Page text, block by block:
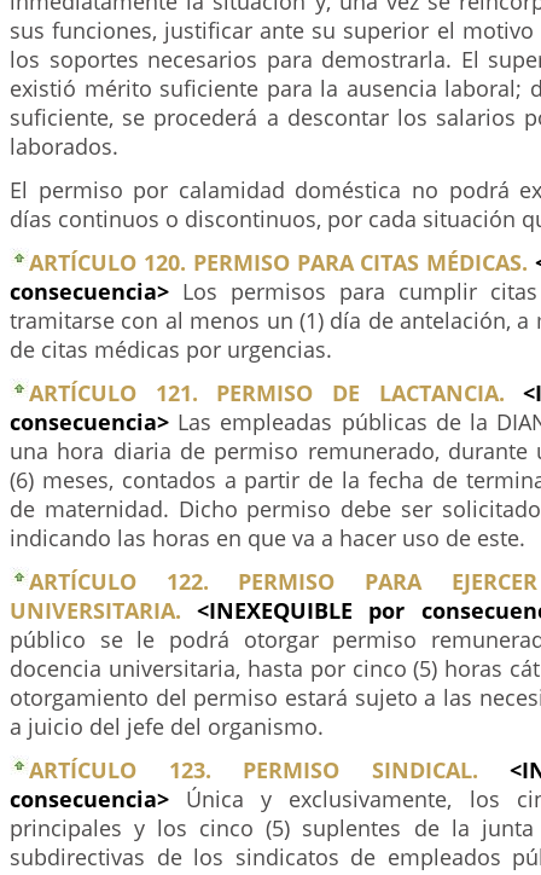
sus funciones, justificar ante su superior el
los soportes necesarios para demostrarla. El
existió mérito suficiente para la ausencia laboral;
suficiente, se procederá a descontar los salarios
laborados.
El permiso por calamidad doméstica no podrá
días continuos o discontinuos, por cada situación
ARTÍCULO 120. PERMISO PARA CITAS MÉDICAS.
consecuencia> Los permisos para cumplir
tramitarse con al menos un (1) día de antelación, a
de citas médicas por urgencias.
ARTÍCULO 121. PERMISO DE LACTANCIA.
consecuencia> Las empleadas públicas de la
una hora diaria de permiso remunerado, durante
(6) meses, contados a partir de la fecha de
de maternidad. Dicho permiso debe ser
indicando las horas en que va a hacer uso de este.
ARTÍCULO 122. PERMISO PARA
UNIVERSITARIA. <INEXEQUIBLE por
público se le podrá otorgar permiso
docencia universitaria, hasta por cinco (5) horas
otorgamiento del permiso estará sujeto a las
a juicio del jefe del organismo.
ARTÍCULO 123. PERMISO SINDICAL.
consecuencia> Única y exclusivamente, los
principales y los cinco (5) suplentes de la
subdirectivas de los sindicatos de empleados